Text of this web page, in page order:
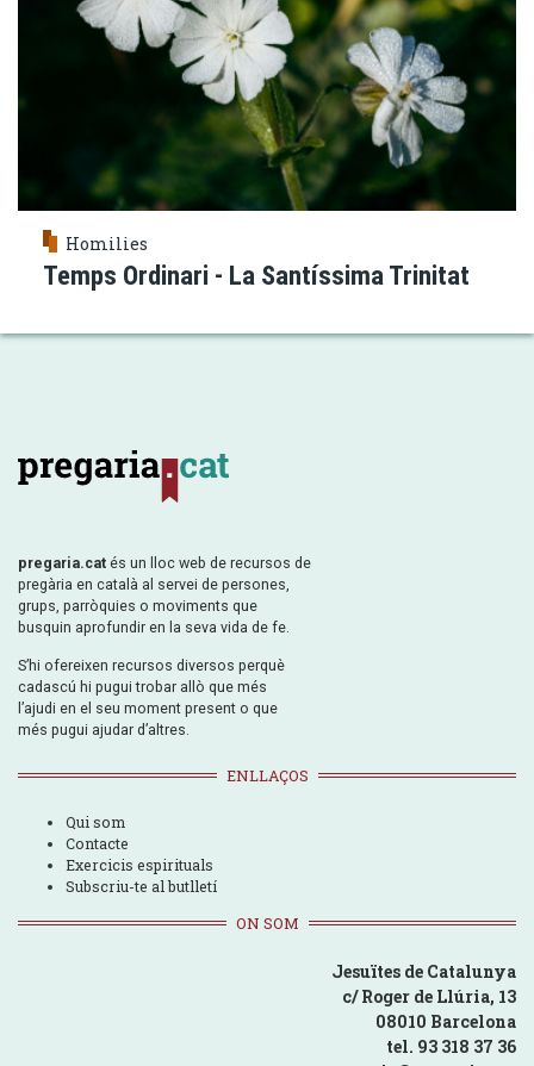
Homilies
Temps Ordinari - La Santíssima Trinitat
pregaria.cat és un lloc web de recursos de
pregària en català al servei de persones,
grups, parròquies o moviments que
busquin aprofundir en la seva vida de fe.
S’hi ofereixen recursos diversos perquè
cadascú hi pugui trobar allò que més
l’ajudi en el seu moment present o que
més pugui ajudar d’altres.
ENLLAÇOS
Qui som
Contacte
Exercicis espirituals
Subscriu-te al butlletí
ON SOM
Jesuïtes de Catalunya
c/ Roger de Llúria, 13
08010 Barcelona
tel. 93 318 37 36